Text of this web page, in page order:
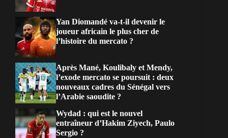
Yan Diomandé va-t-il devenir le
joueur africain le plus cher de
l’histoire du mercato ?
Après Mané, Koulibaly et Mendy,
l’exode mercato se poursuit : deux
nouveaux cadres du Sénégal vers
l’Arabie saoudite ?
Wydad : qui est le nouvel
entraîneur d’Hakim Ziyech, Paulo
Sergio ?